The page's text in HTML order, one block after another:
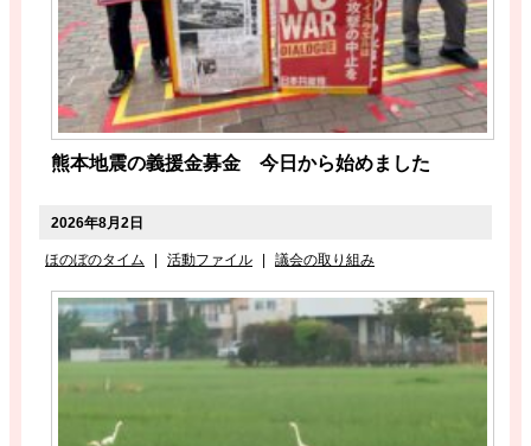
熊本地震の義援金募金 今日から始めました
2026年8月2日
ほのぼのタイム | 活動ファイル | 議会の取り組み